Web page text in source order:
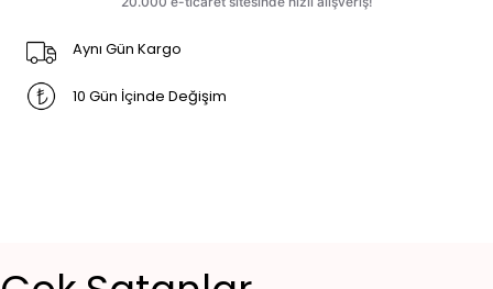
Aynı Gün Kargo
10 Gün İçinde Değişim